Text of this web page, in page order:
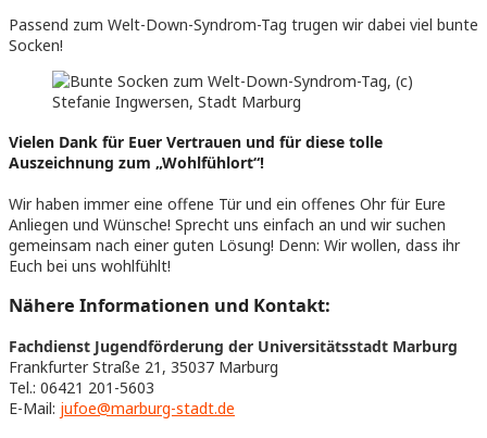
Passend zum Welt-Down-Syndrom-Tag trugen wir dabei viel bunte
Socken!
Vielen Dank für Euer Vertrauen und für diese tolle
Auszeichnung zum „Wohlfühlort“!
Wir haben immer eine offene Tür und ein offenes Ohr für Eure
Anliegen und Wünsche! Sprecht uns einfach an und wir suchen
gemeinsam nach einer guten Lösung! Denn: Wir wollen, dass ihr
Euch bei uns wohlfühlt!
Nähere Informationen und Kontakt:
Fachdienst Jugendförderung der Universitätsstadt Marburg
Frankfurter Straße 21, 35037 Marburg
Tel.: 06421 201-5603
E-Mail: jufoe@marburg-stadt.de